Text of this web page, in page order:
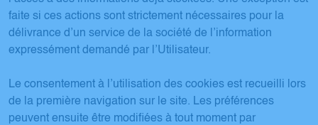
faite si ces actions sont strictement nécessaires pour la
délivrance d’un service de la société de l’information
expressément demandé par l’Utilisateur.
Le consentement à l’utilisation des cookies est recueilli lors
de la première navigation sur le site. Les préférences
peuvent ensuite être modifiées à tout moment par